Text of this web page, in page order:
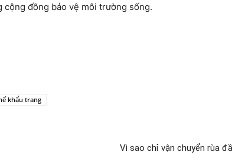
đồng bảo vệ môi trường sống.
khẩu trang
Vì sao chỉ vận chuyển rùa